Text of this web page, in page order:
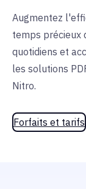
Augmentez
temps précieux
quotidiens et
les solutions
Nitro.
Forfaits et tarifs